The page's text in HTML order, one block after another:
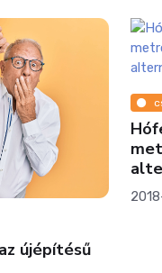
de unod a
pár